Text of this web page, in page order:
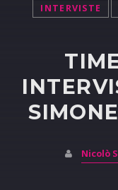
INTERVISTE
Nicolò